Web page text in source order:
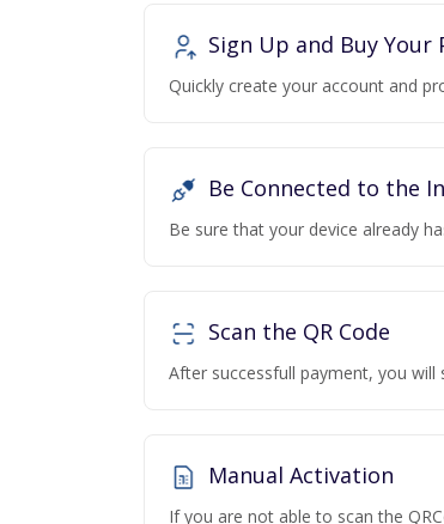
Sign Up and Buy Your
Quickly create your account and
Be Connected to the
Be sure that your device already
Scan the QR Code
After successfull payment, you will
Manual Activation
If you are not able to scan the